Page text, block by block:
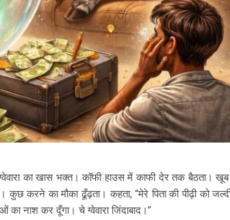
का खास भक्त। कॉफी हाउस में काफी देर तक बैठता।
करने का मौका ढूँढ़ता। कहता, “मेरे पिता की पीढ़ी को
नाश कर दूँगा। चे ग्वेवारा जिंदाबाद।”